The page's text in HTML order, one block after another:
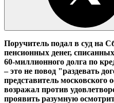
Поручитель подал в суд на
пенсионных денег,
60-миллионного долга по
– это не повод "раздевать
представитель московского
возражал против
проявить разумную